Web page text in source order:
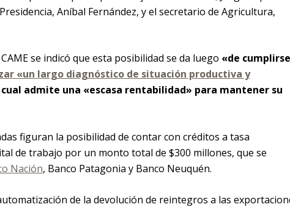
Aníbal Fernández, y el secretario de Agricultura,
se indicó que esta posibilidad se da luego «de cumplirse
«un largo diagnóstico de situación productiva y
admite una «escasa rentabilidad» para mantener su
figuran la posibilidad de contar con créditos a tasa
de trabajo por un monto total de $300 millones, que se
Nación, Banco Patagonia y Banco Neuquén.
de la devolución de reintegros a las